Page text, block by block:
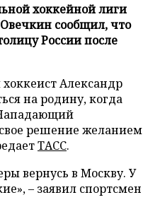
хоккейной лиги
сообщил, что
России после
Александр
на родину, когда
решение желанием
ТАСС.
вернусь в Москву. У
– заявил спортсмен